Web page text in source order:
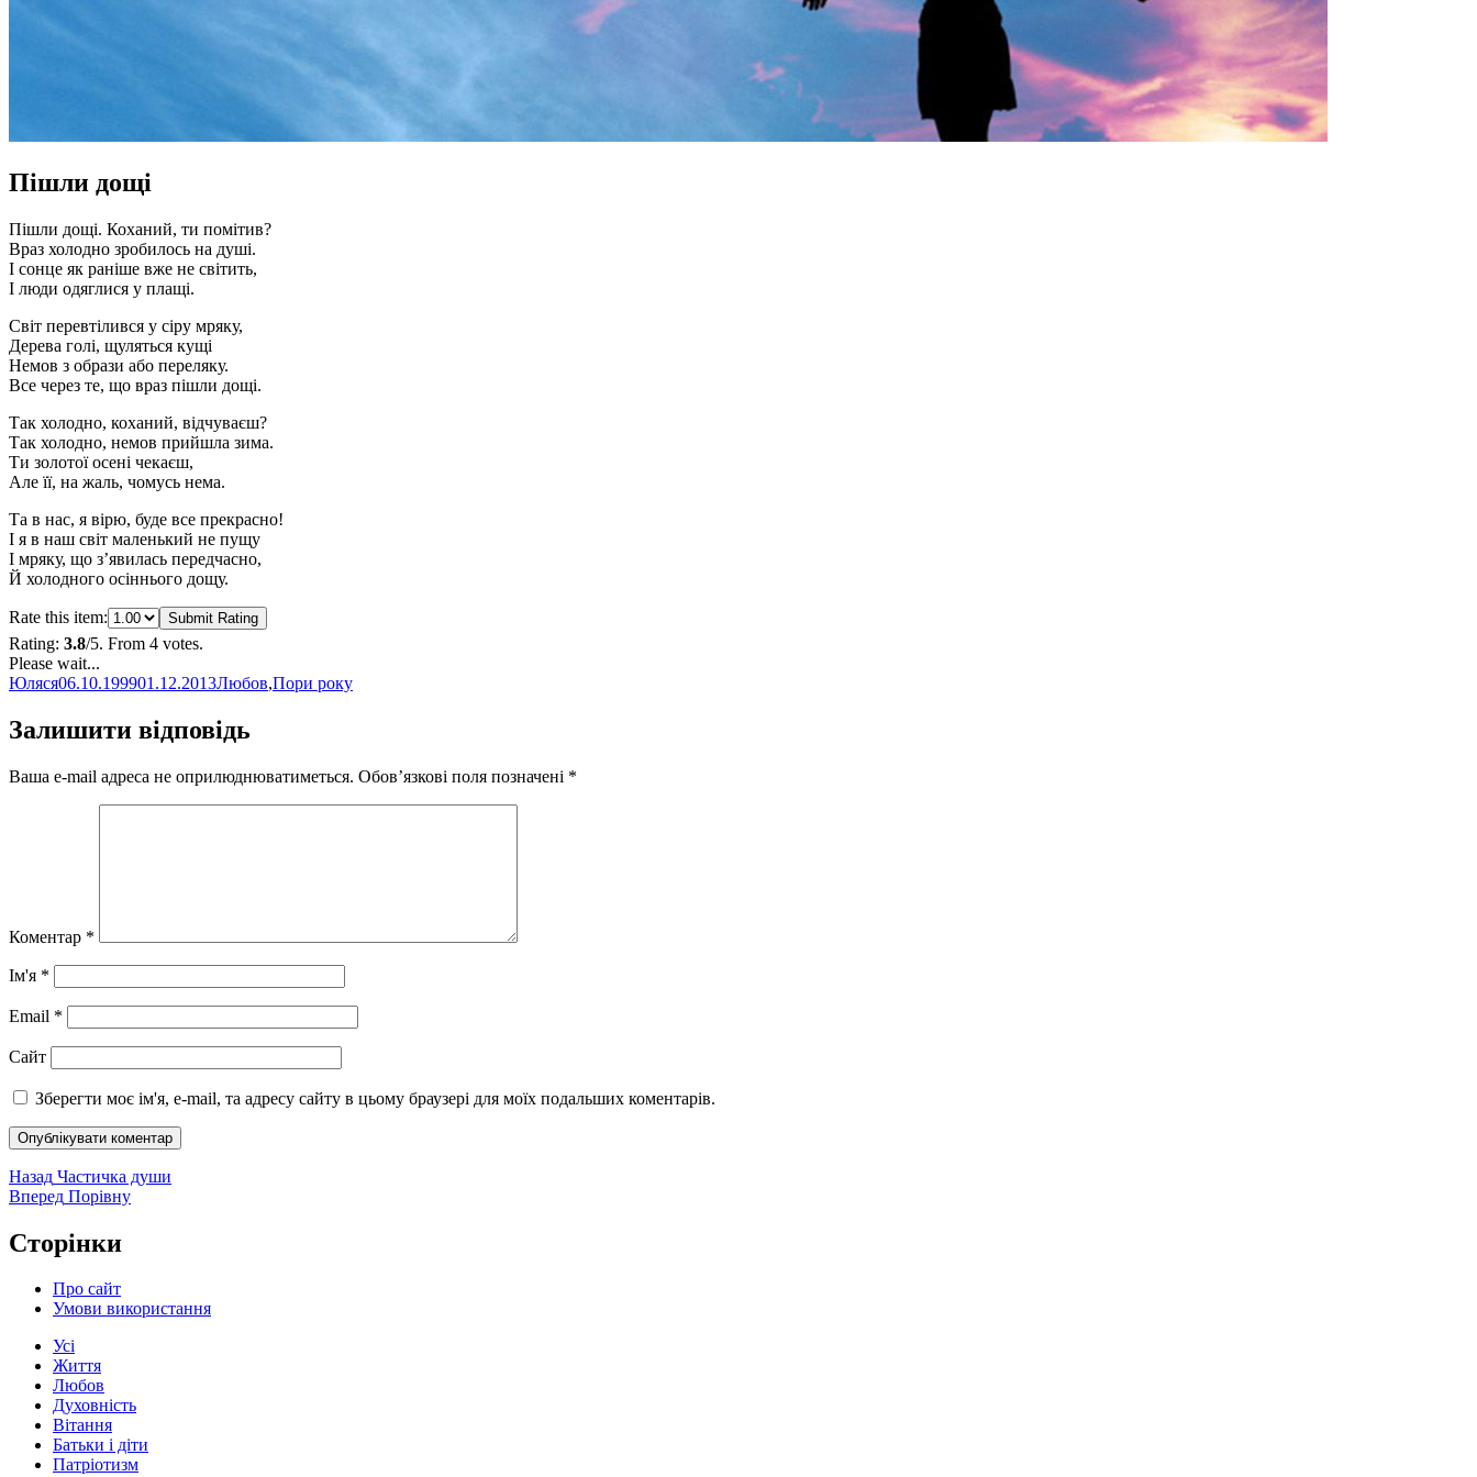
Пішли дощі
Пішли дощі. Коханий, ти помітив?
Враз холодно зробилось на душі.
І сонце як раніше вже не світить,
І люди одяглися у плащі.
Світ перевтілився у сіру мряку,
Дерева голі, щуляться кущі
Немов з образи або переляку.
Все через те, що враз пішли дощі.
Так холодно, коханий, відчуваєш?
Так холодно, немов прийшла зима.
Ти золотої осені чекаєш,
Але її, на жаль, чомусь нема.
Та в нас, я вірю, буде все прекрасно!
І я в наш світ маленький не пущу
І мряку, що з’явилась передчасно,
Й холодного осіннього дощу.
Rate this item: Submit Rating
Rating: 3.8/5. From 4 votes.
Please wait...
Автор
ЮлясяОприлюднено
06.10.199901.12.2013Категорії
Любов,Пори року
Залишити відповідь
Ваша e-mail адреса не оприлюднюватиметься. Обов’язкові поля позначені *
Коментар *
Ім'я *
Email *
Сайт
Зберегти моє ім'я, e-mail, та адресу сайту в цьому браузері для моїх подальших коментарів.
Навігація
записів
Назад Попередній
запис:
Частичка души
Вперед Наступний
Порівну
Сторінки
Про сайт
Умови використання
Усі
Життя
Любов
Духовність
Вітання
Батьки і діти
Патріотизм